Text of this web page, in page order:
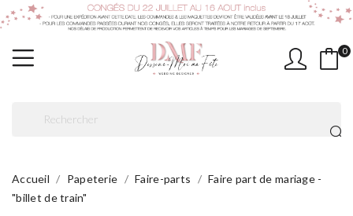
0
Accueil Papeterie Faire-parts
Faire part de mariage -
"billet de train"